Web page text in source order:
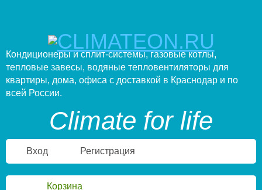
Кондиционеры и сплит-системы, газовые котлы,
тепловые завесы, водяные тепловентиляторы для
квартиры, дома, офиса с доставкой в Краснодар и по
всей России.
Climate for life
Вход Регистрация
Корзина